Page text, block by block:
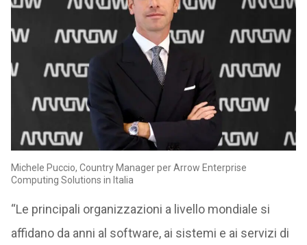
Michele Puccio, Country Manager per Arrow Enterprise
Computing Solutions in Italia
“Le principali organizzazioni a livello mondiale si
affidano da anni al software, ai sistemi e ai servizi di